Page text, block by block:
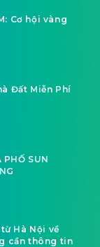
Cơ hội vàng
Đất Miễn Phí
PHỐ SUN
Hà Nội về
cần thông tin